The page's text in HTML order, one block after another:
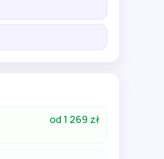
od 1 269 zł